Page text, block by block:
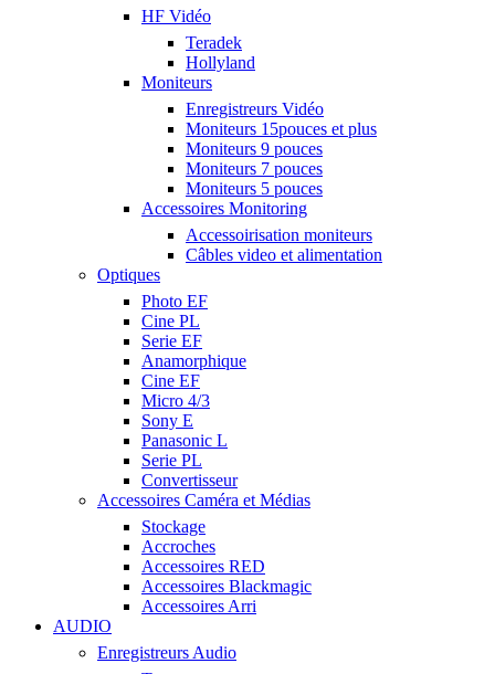
HF Vidéo
Teradek
Hollyland
Moniteurs
Enregistreurs Vidéo
Moniteurs 15pouces et plus
Moniteurs 9 pouces
Moniteurs 7 pouces
Moniteurs 5 pouces
Accessoires Monitoring
Accessoirisation moniteurs
Câbles video et alimentation
Optiques
Photo EF
Cine PL
Serie EF
Anamorphique
Cine EF
Micro 4/3
Sony E
Panasonic L
Serie PL
Convertisseur
Accessoires Caméra et Médias
Stockage
Accroches
Accessoires RED
Accessoires Blackmagic
Accessoires Arri
AUDIO
Enregistreurs Audio